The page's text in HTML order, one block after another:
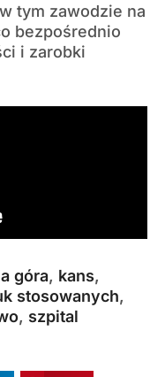
tym zawodzie na
bezpośrednio
i zarobki
góra, kans,
stosowanych,
, szpital